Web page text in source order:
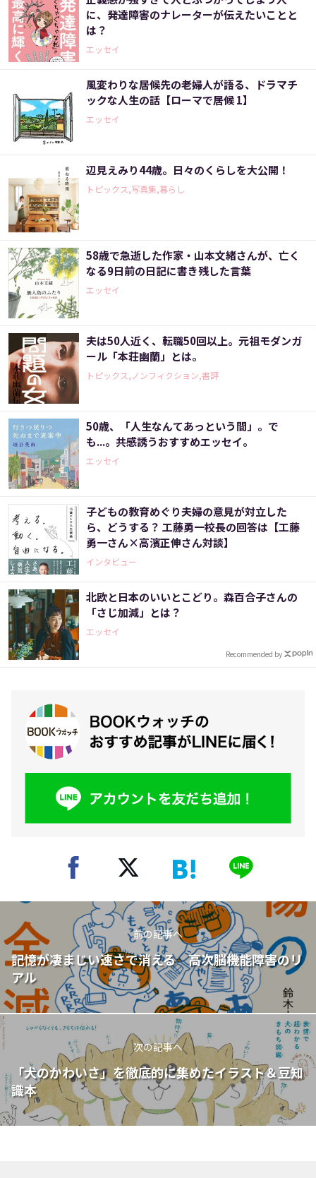
に、発達障害のナレーターが伝えたいことと
は？
エッセイ
風変わりな居候先の老婦人が語る、ドラマチ
ックな人生の話【ローマで居候 1】
エッセイ
辺見えみり44歳。日々のくらしを大公開！
トピックス,写真集,暮らし
58歳で急逝した作家・山本文緒さんが、亡く
なる9日前の日記に書き残した言葉
エッセイ
夫は50人近く、転職50回以上。元祖モダンガ
ール「本荘幽蘭」とは。
トピックス,ノンフィクション,書評
50歳、「人生なんてあっという間」。で
も...。共感誘うおすすめエッセイ。
エッセイ
子どもの教育めぐり夫婦の意見が対立した
ら、どうする？ 工藤勇一校長の回答は【工藤
勇一さん×高濱正伸さん対談】
インタビュー
北欧と日本のいいとこどり。森百合子さんの
「さじ加減」とは？
エッセイ
Recommended by
前の記事へ
記憶が凄まじい速さで消える 高次脳機能障害のリ
アル
次の記事へ
「犬のかわいさ」を徹底的に集めたイラスト＆豆知
識本